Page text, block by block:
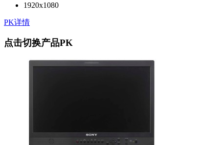
1920x1080
PK详情
点击切换产品PK